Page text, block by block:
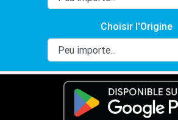
Choisir l'Origine